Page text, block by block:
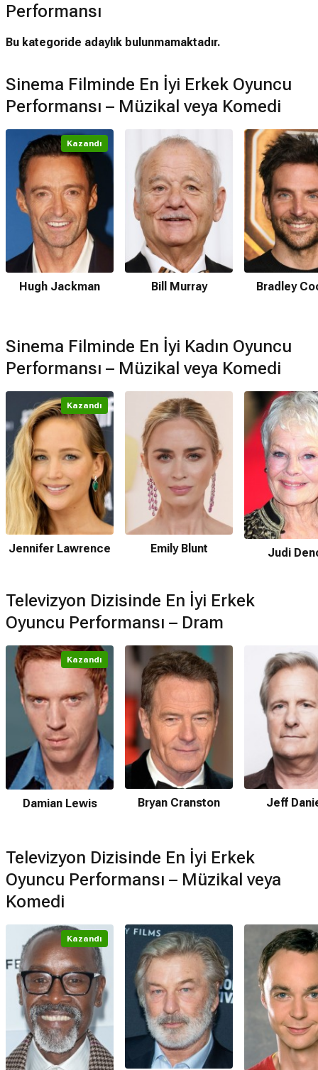
Performansı
Bu kategoride adaylık bulunmamaktadır.
Sinema Filminde En İyi Erkek Oyuncu
Performansı – Müzikal veya Komedi
Kazandı
Hugh Jackman Bill Murray Bradley
Sinema Filminde En İyi Kadın Oyuncu
Performansı – Müzikal veya Komedi
Kazandı
Jennifer Lawrence Emily Blunt Judi
Televizyon Dizisinde En İyi Erkek
Oyuncu Performansı – Dram
Kazandı
Damian Lewis Bryan Cranston Jeff
Televizyon Dizisinde En İyi Erkek
Oyuncu Performansı – Müzikal veya
Komedi
Kazandı